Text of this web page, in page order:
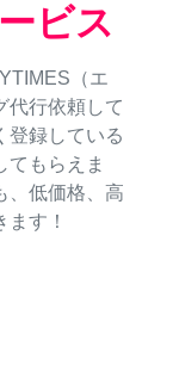
ビス
（エ
代行依頼して
登録している
てもらえま
、低価格、高
す！